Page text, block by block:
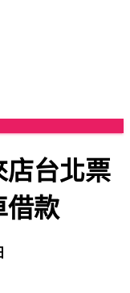
店台北票
借款